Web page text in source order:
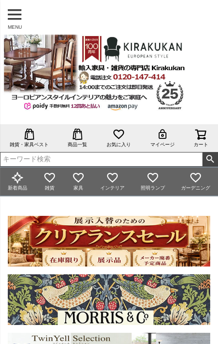
MENU
雑貨・家具ベスト 商品一覧 お気に入り マイページ カート
新着商品 雑貨 家具 インテリア 照明ランプ ガーデニング